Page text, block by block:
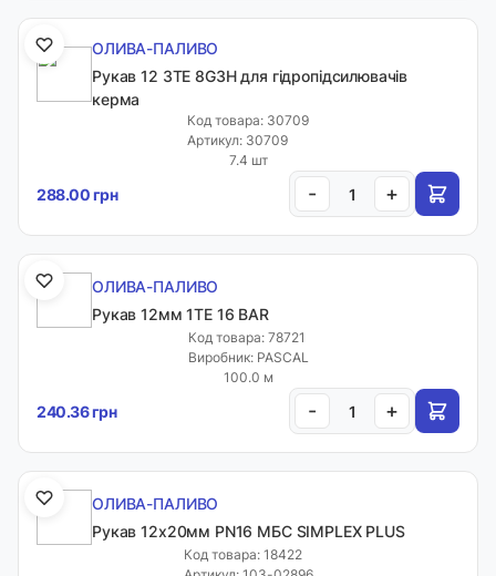
ОЛИВА-ПАЛИВО
Рукав 12 3TE 8G3H для гідропідсилювачів
керма
Код товара: 30709
Артикул: 30709
7.4 шт
288.00 грн - +
ОЛИВА-ПАЛИВО
Рукав 12мм 1ТЕ 16 BAR
Код товара: 78721
Виробник: PASCAL
100.0 м
240.36 грн - +
ОЛИВА-ПАЛИВО
Рукав 12х20мм PN16 МБС SIMPLEX PLUS
Код товара: 18422